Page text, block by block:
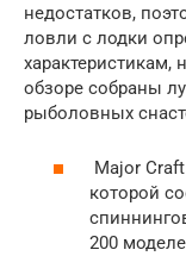
недостатков,
ловли с лодки
характеристикам,
обзоре собраны
рыболовных
Major
которой
200